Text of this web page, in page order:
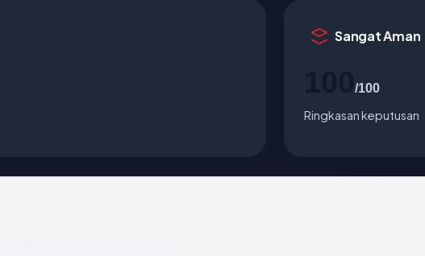
Sangat Aman
/100
Ringkasan keputusan